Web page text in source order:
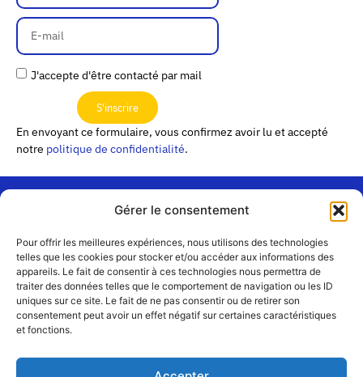
Gérer le consentement
Pour offrir les meilleures expériences, nous utilisons des technologies
telles que les cookies pour stocker et/ou accéder aux informations des
appareils. Le fait de consentir à ces technologies nous permettra de
traiter des données telles que le comportement de navigation ou les ID
uniques sur ce site. Le fait de ne pas consentir ou de retirer son
consentement peut avoir un effet négatif sur certaines caractéristiques
et fonctions.
J'accepte d'être contacté par mail
S'inscrire
En envoyant ce formulaire, vous confirmez avoir lu et accepté
notre politique de confidentialité.
Contact
Équipe
Mentions
légales
« Les
Passerelles »
24 Avenue
Joannès
Masset
CS51001
cedex 09
+33 4 72 19
Rejoignez-
nous